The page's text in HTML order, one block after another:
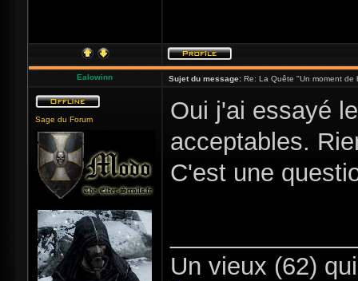
Ealowinn Sujet du message: Re: La Quête "Un moment de
Sage du Forum
Oui j'ai essayé
acceptables.
C'est une
Un vieux (62)